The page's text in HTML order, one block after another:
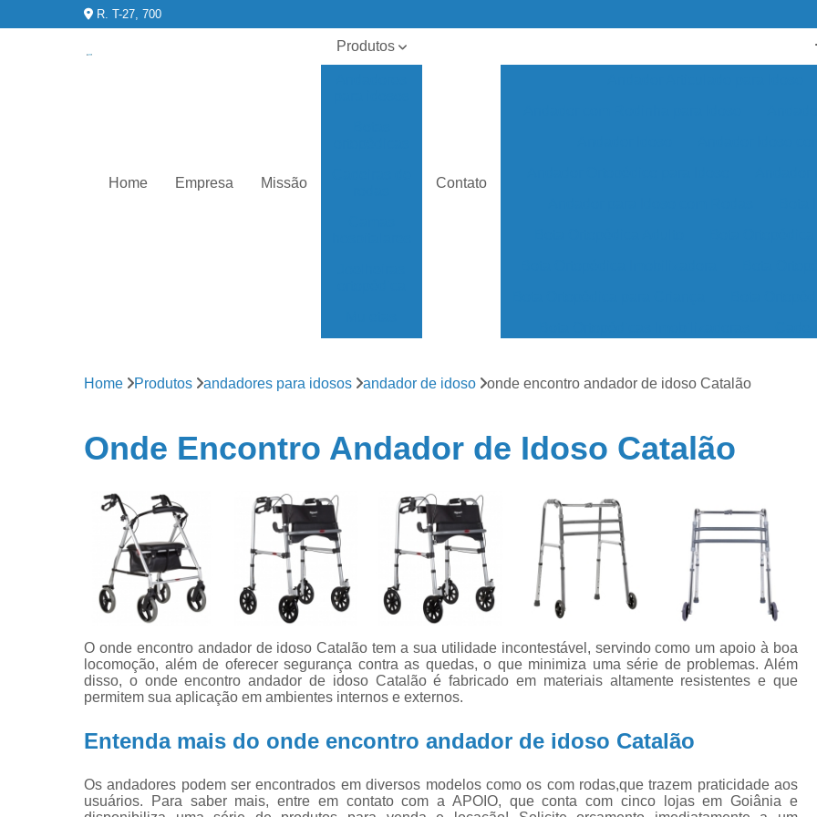
R. T-27, 700
Home Empresa Missão
Produtos
Contato
Cadeira de Rodas Infantil
Cadeira de
Cadeira de Rodas Simples
Cadeira
Cama Hospitalar Automatizada
Cama Hospitalar com Controle
Cama Hospitalar Motorizada
Cama
Cama Hospitalar Tipo Automática
Joelheira Ortopédica Ajustável
Joelheira Ortopédica com Tala
Joelheira Ortopédica Patelar
Muleta Alumínio
Muleta Articulada
Home Produtos andadores para idosos andador de idoso onde encontro andador de idoso Catalão
Onde Encontro Andador de Idoso Catalão
O onde encontro andador de idoso Catalão tem a sua utilidade incontestável, servindo como um apoio à boa
locomoção, além de oferecer segurança contra as quedas, o que minimiza uma série de problemas. Além
disso, o onde encontro andador de idoso Catalão é fabricado em materiais altamente resistentes e que
permitem sua aplicação em ambientes internos e externos.
Entenda mais do onde encontro andador de idoso Catalão
Os andadores podem ser encontrados em diversos modelos como os com rodas,que trazem praticidade aos
usuários. Para saber mais, entre em contato com a APOIO, que conta com cinco lojas em Goiânia e